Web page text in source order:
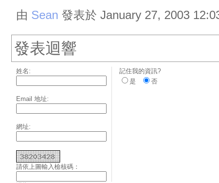
由 Sean 發表於 January 27, 2003
發表迴響
姓名:
Email 地址:
網址:
請依上圖輸入檢核碼：
記住我的資訊?
是
否